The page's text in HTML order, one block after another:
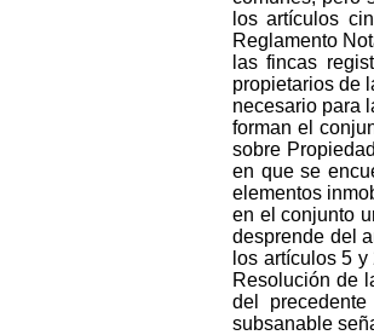
los artículos
Reglamento
las fincas
propietarios de
necesario para
forman el
sobre
en que se
elementos
en el conjunto
desprende del
los artículos 5
Resolución de
del
subsanable